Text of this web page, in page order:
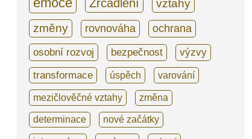
Zrcadlení
vztahy
změny
rovnováha
ochrana
osobní rozvoj
bezpečnost výzvy
transformace úspěch varování
mezičlověčné vztahy změna
determinace nové začátky